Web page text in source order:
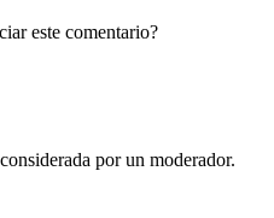
este comentario?
por un moderador.